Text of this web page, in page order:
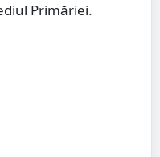
Primăriei.